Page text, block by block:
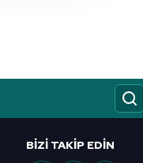
ilgili
BIZI TAKIP EDIN